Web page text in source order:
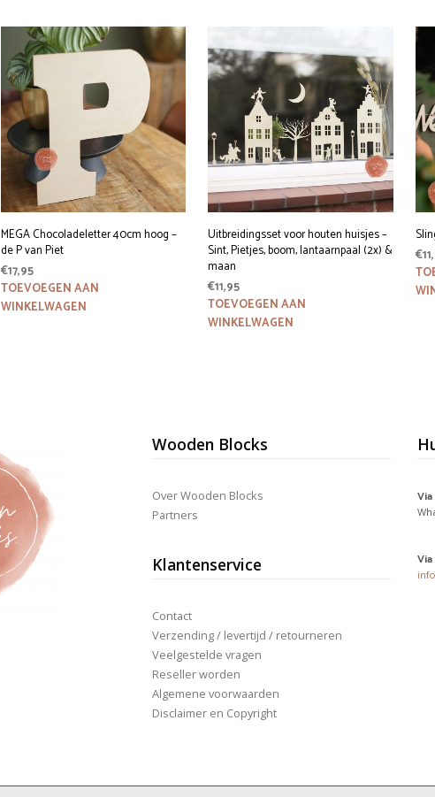
MEGA Chocoladeletter 40cm hoog –
de P van Piet
€17,95
TOEVOEGEN AAN
WINKELWAGEN
Uitbreidingsset voor houten huisjes –
Sint, Pietjes, boom, lantaarnpaal (2x) &
maan
€11,95
TOEVOEGEN AAN
WINKELWAGEN
€
Wooden Blocks
Over Wooden Blocks
Partners
Klantenservice
Contact
Verzending / levertijd / retourneren
Veelgestelde vragen
Reseller worden
Algemene voorwaarden
Disclaimer en Copyright